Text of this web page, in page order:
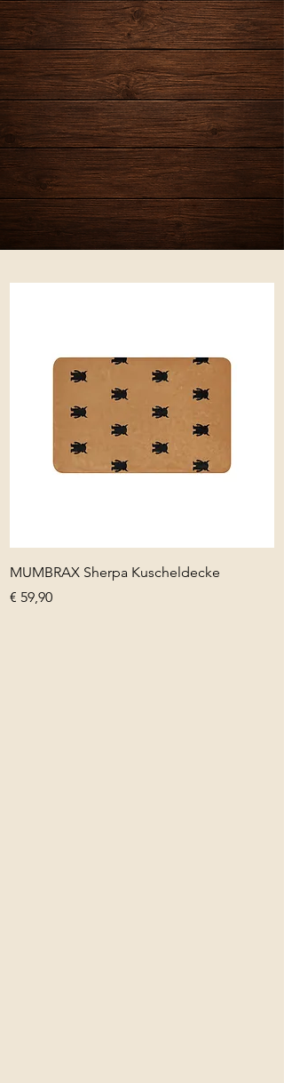
MUMBRAX Sherpa Kuscheldecke
Preis
€ 59,90